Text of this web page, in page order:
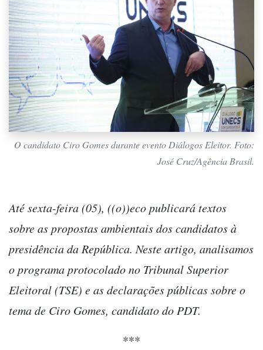
O candidato Ciro Gomes durante evento Diálogos Eleitor. Foto:
José Cruz/Agência Brasil.
Até sexta-feira (05), ((o))eco publicará textos
sobre as propostas ambientais dos candidatos à
presidência da República. Neste artigo, analisamos
o programa protocolado no Tribunal Superior
Eleitoral (TSE) e as declarações públicas sobre o
tema de Ciro Gomes, candidato do PDT.
***